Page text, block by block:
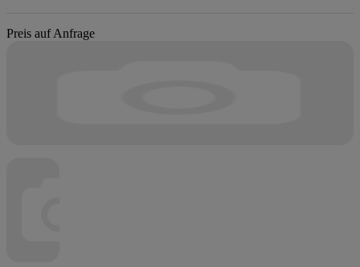
Preis auf Anfrage